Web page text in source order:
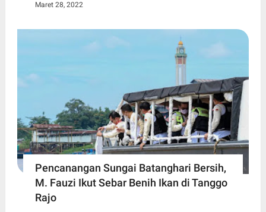
Maret 28, 2022
Pencanangan Sungai Batanghari Bersih,
M. Fauzi Ikut Sebar Benih Ikan di Tanggo
Rajo